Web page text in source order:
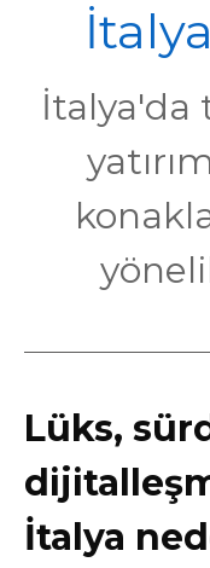
İtalya'da
Lüks,
İtalya